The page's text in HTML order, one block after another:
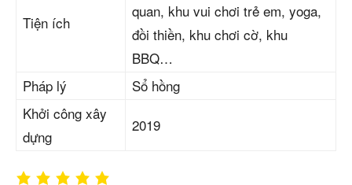
Tiện ích
quan, khu vui chơi trẻ em, yoga,
đồi thiền, khu chơi cờ, khu
BBQ…
Pháp lý
Sổ hồng
Khởi công xây
dựng
2019